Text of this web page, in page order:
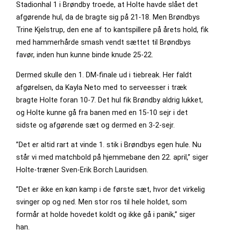
Stadionhal 1 i Brøndby troede, at Holte havde slået det
afgørende hul, da de bragte sig på 21-18. Men Brøndbys
Trine Kjelstrup, den ene af to kantspillere på årets hold, fik
med hammerhårde smash vendt sættet til Brøndbys
favør, inden hun kunne binde knude 25-22.
Dermed skulle den 1. DM-finale ud i tiebreak. Her faldt
afgørelsen, da Kayla Neto med to serveesser i træk
bragte Holte foran 10-7. Det hul fik Brøndby aldrig lukket,
og Holte kunne gå fra banen med en 15-10 sejr i det
sidste og afgørende sæt og dermed en 3-2-sejr.
”Det er altid rart at vinde 1. stik i Brøndbys egen hule. Nu
står vi med matchbold på hjemmebane den 22. april,” siger
Holte-træner Sven-Erik Borch Lauridsen.
”Det er ikke en køn kamp i de første sæt, hvor det virkelig
svinger op og ned. Men stor ros til hele holdet, som
formår at holde hovedet koldt og ikke gå i panik,” siger
han.